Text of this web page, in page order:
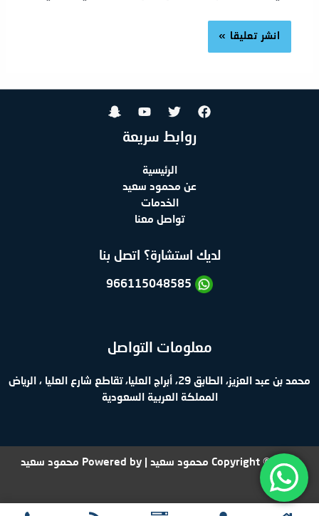
روابط سريعة
الرئيسية
عن محمود سعيد
الخدمات
تواصل معنا
لديك استشارة؟ اتصل بنا
966115048585
معلومات التواصل
محمد بن عبد العزيز، الطابق 29، أبراج العليا، تقاطع شارع العليا ، الرياض
المملكة العربية السعودية
Copyright © 2026 محمود سعيد | Powered by محمود سعيد